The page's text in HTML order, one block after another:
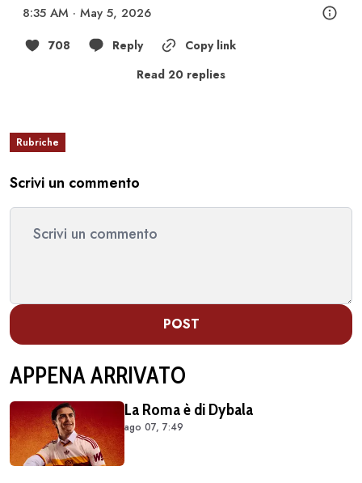
8:35 AM · May 5, 2026
708 Reply
Copy link
Read 20 replies
Rubriche
Scrivi un commento
POST
APPENA ARRIVATO
La Roma è di Dybala
ago 07, 7:49